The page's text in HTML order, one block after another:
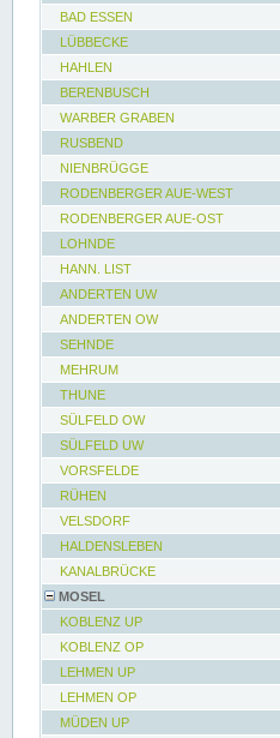
BAD ESSEN
LÜBBECKE
HAHLEN
BERENBUSCH
WARBER GRABEN
RUSBEND
NIENBRÜGGE
RODENBERGER AUE-WEST
RODENBERGER AUE-OST
LOHNDE
HANN. LIST
ANDERTEN UW
ANDERTEN OW
SEHNDE
MEHRUM
THUNE
SÜLFELD OW
SÜLFELD UW
VORSFELDE
RÜHEN
VELSDORF
HALDENSLEBEN
KANALBRÜCKE
MOSEL
KOBLENZ UP
KOBLENZ OP
LEHMEN UP
LEHMEN OP
MÜDEN UP